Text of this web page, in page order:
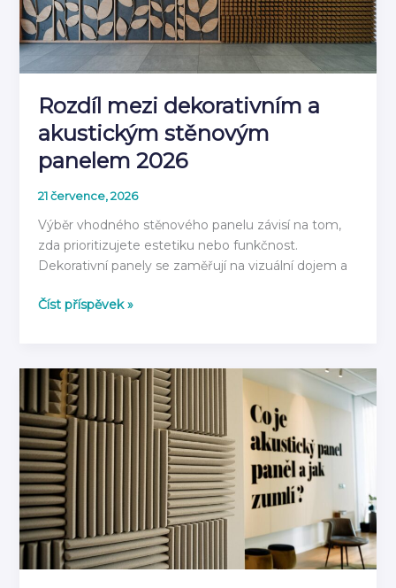
rok
2026
Rozdíl mezi dekorativním a
akustickým stěnovým
panelem 2026
21 července, 2026
Výběr vhodného stěnového panelu závisí na tom,
zda prioritizujete estetiku nebo funkčnost.
Dekorativní panely se zaměřují na vizuální dojem a
Rozdíl
a
akustickým
stěnovým
panelem
2026
Číst příspěvek »